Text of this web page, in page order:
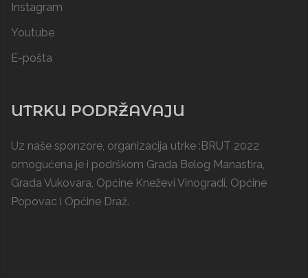
Instagram
Youtube
E-pošta
UTRKU PODRŽAVAJU
Uz naše sponzore, organizacija utrke :BRUT 2022
omogućena je i podrškom Grada Belog Manastira,
Grada Vukovara, Općine Kneževi Vinogradi, Općine
Popovac i Općine Draž.